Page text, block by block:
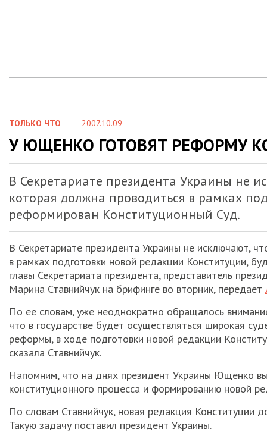
ТОЛЬКО ЧТО 2007.10.09
У ЮЩЕНКО ГОТОВЯТ РЕФОРМУ
В Секретариате президента Украины не
которая должна проводиться в рамках
реформирован Конституционный Суд.
В Секретариате президента Украины не исключают,
в рамках подготовки новой редакции Конституции,
главы Секретариата президента, представитель
Марина Ставнийчук на брифинге во вторник, передает
По ее словам, уже неоднократно обращалось
что в государстве будет осуществляться широкая
реформы, в ходе подготовки новой редакции
сказала Ставнийчук.
Напомним, что на днях президент Украины Ющенко
конституционного процесса и формированию новой
По словам Ставнийчук, новая редакция Конституции
Такую задачу поставил президент Украины.